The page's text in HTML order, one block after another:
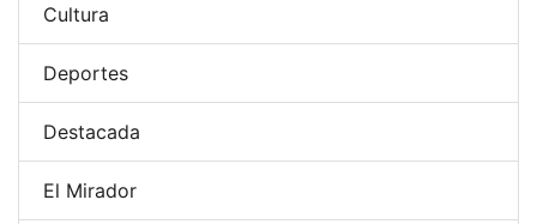
Cultura
Deportes
Destacada
El Mirador